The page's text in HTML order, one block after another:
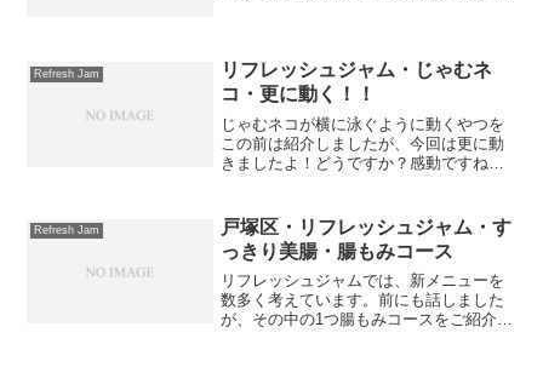
と躊躇しちゃいます...
Refresh Jam
リフレッシュジャム・じゃむネ
コ・更に動く！！
じゃむネコが横に泳ぐように動くやつを
この前は紹介しましたが、今回は更に動
きましたよ！どうですか？感動ですね
Refresh Jam
戸塚区・リフレッシュジャム・す
っきり美腸・腸もみコース
リフレッシュジャムでは、新メニューを
数多く考えています。前にも話しました
が、その中の1つ腸もみコースをご紹介し